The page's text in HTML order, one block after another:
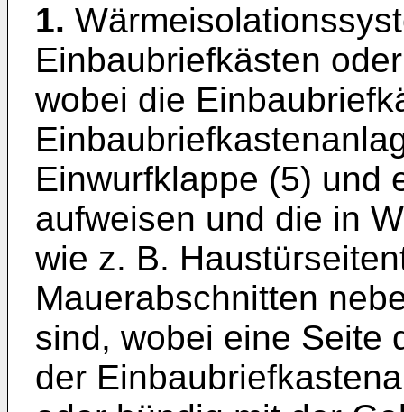
1.
Einbaubriefkästen
wobei die
Einwurfklappe (5) und
aufweisen und die in
wie z. B.
Mauerabschnitten
sind, wobei eine Seite
der